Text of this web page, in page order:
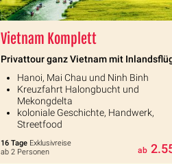
Vietnam Komplett
Privattour ganz Vietnam mit
Hanoi, Mai Chau und Ninh Binh
Kreuzfahrt Halongbucht und
Mekongdelta
koloniale Geschichte, Handwerk,
Streetfood
16 Tage Exklusivreise
ab 2 Personen
ab